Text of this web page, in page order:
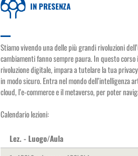
IN PRESENZA
Stiamo vivendo una delle più grandi rivoluzioni
cambiamenti fanno sempre paura. In questo
rivoluzione digitale, impara a tutelare la tua
in modo sicuro. Entra nel mondo dell’intelligenza
cloud, l’e-commerce e il metaverso, per poter
Calendario lezioni:
Lez. - Luogo/Aula